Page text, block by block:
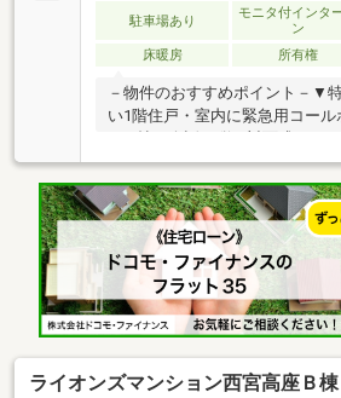
駐車場あり
モニタ付インタ
ン
床暖房 所有権
－物件のおすすめポイント－▼
い1階住戸・室内に緊急用コール
納有・大浴場は檜の香り漂う内
天風呂・娯楽室、ゲストルーム
トランは予約無で利用可能・ホ
様・24時間有人管理・宅配ボッ
能(規約有)・各階にゴミステー
房・浴室乾燥機、手摺を設置・
ン■ ご希望の住まい探しをお手
━━━━━・・・物件の詳細・ご
ライオンズマンション西宮高座Ｂ